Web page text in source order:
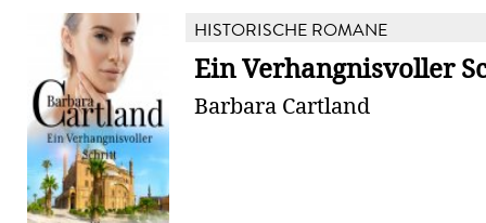
HISTORISCHE ROMANE
Ein Verhangnisvoller
Barbara Cartland